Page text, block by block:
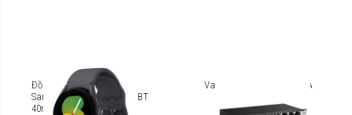
Đồng hồ thông minh
Samsung Galaxy Watch5 BT
40mm [SM-R900]
Vang số Mixer JBL KX180A